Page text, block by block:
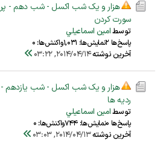
هزار و یک شب اکسل - شب دهم - پر
سورت کردن
توسطامين اسماعيلي
پاسخ‌ها 2 نمایش‌ها: 1,031 واکنش‌ها: 0
آخرین نوشته2014/04/14, 03:22
هزار و یک شب اکسل - شب یازدهم -
ردیه ها
توسطامين اسماعيلي
پاسخ‌ها 0 نمایش‌ها: 744 واکنش‌ها: 0
آخرین نوشته2014/04/13, 03:03